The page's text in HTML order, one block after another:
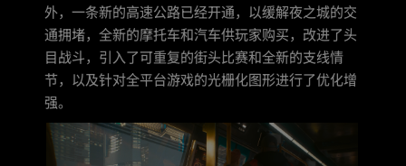
外，一条新的高速公路已经开通，以缓解夜之城的交
通拥堵，全新的摩托车和汽车供玩家购买，改进了头
目战斗，引入了可重复的街头比赛和全新的支线情
节，以及针对全平台游戏的光栅化图形进行了优化增
强。